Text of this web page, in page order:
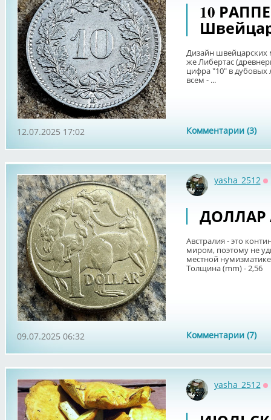
10
Дизайн швейцарских
же Либертас
цифра "10" в дубовых
всем - ...
Комментарии (3)
12.07.2025 17:02
yasha_2512
ДОЛЛАР
Австралия - это
миром, поэтому не
местной
Толщина (mm) - 2,56
Комментарии (7)
09.07.2025 06:32
yasha_2512